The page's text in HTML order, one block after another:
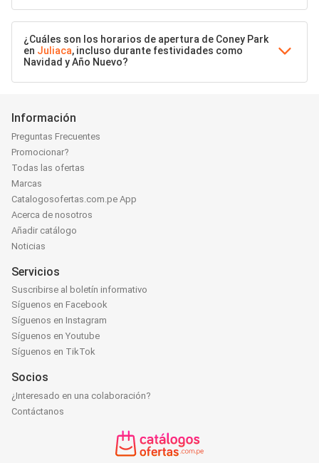
¿Cuáles son los horarios de apertura de Coney Park
en Juliaca, incluso durante festividades como
Navidad y Año Nuevo?
Información
Preguntas Frecuentes
Promocionar?
Todas las ofertas
Marcas
Catalogosofertas.com.pe App
Acerca de nosotros
Añadir catálogo
Noticias
Servicios
Suscribirse al boletín informativo
Síguenos en Facebook
Síguenos en Instagram
Síguenos en Youtube
Síguenos en TikTok
Socios
¿Interesado en una colaboración?
Contáctanos